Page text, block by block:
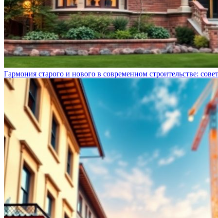
Гармония старого и нового в современном строительстве: